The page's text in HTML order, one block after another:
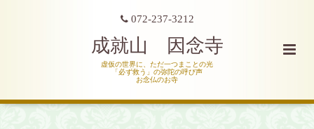
072-237-3212
成就山 因念寺
虚仮の世界に、ただ一つまことの光
「必ず救う」の弥陀の呼び声
お念仏のお寺